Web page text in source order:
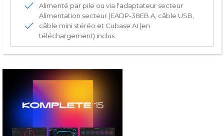
Alimenté par pile ou via l'adaptateur secteur
Alimentation secteur (EADP-38EB A, câble USB,
câble mini stéréo et Cubase AI (en
téléchargement) inclus